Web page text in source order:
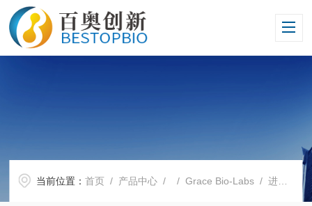
当前位置：首页 / 产品中心 / /Grace Bio-Labs / 进口试剂Grace Bio-Labs全国代理